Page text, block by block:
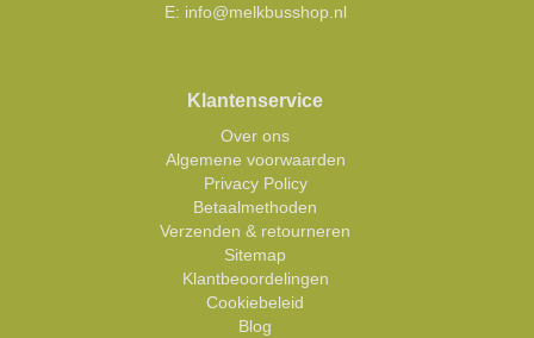
E: info@melkbusshop.nl
Klantenservice
Over ons
Algemene voorwaarden
Privacy Policy
Betaalmethoden
Verzenden & retourneren
Sitemap
Klantbeoordelingen
Cookiebeleid
Blog